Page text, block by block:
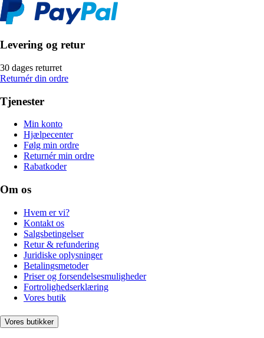
Levering og retur
30 dages returret
Returnér din ordre
Tjenester
Min konto
Hjælpecenter
Følg min ordre
Returnér min ordre
Rabatkoder
Om os
Hvem er vi?
Kontakt os
Salgsbetingelser
Retur & refundering
Juridiske oplysninger
Betalingsmetoder
Priser og forsendelsesmuligheder
Fortrolighedserklæring
Vores butik
Vores butikker